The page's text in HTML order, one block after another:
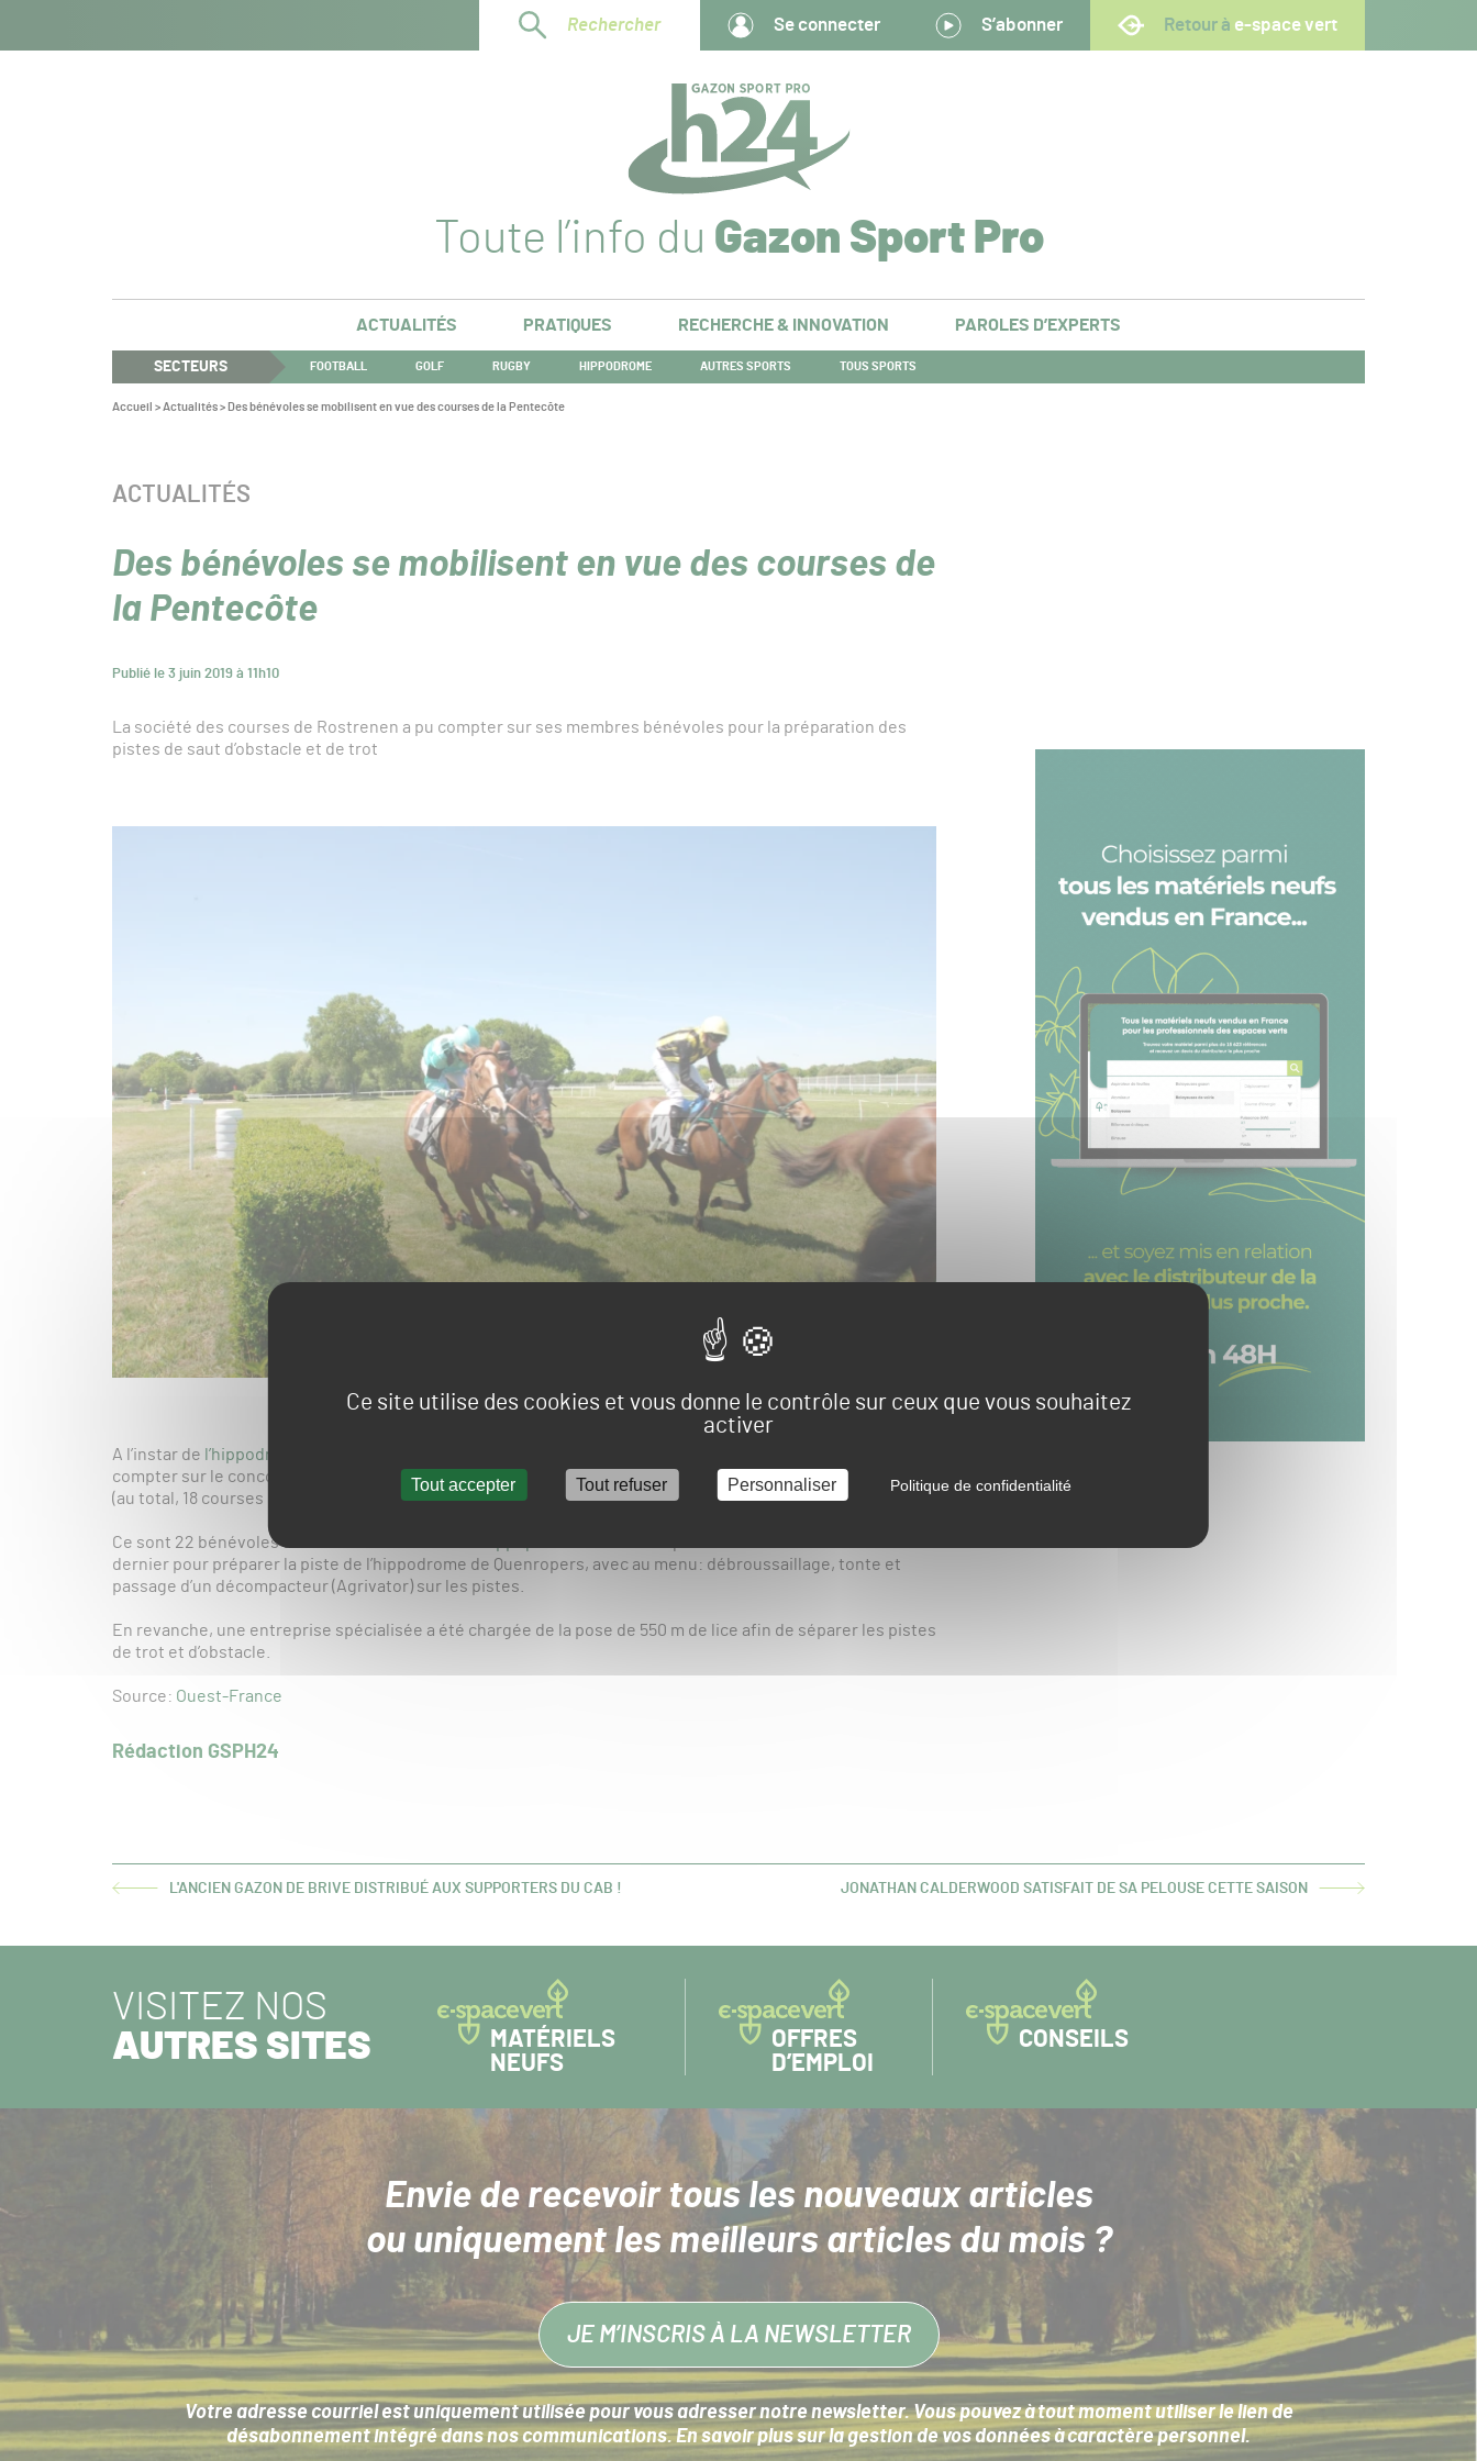
Ce site utilise des cookies et vous donne le contrôle sur ceux que vous souhaitez
activer
Tout accepter Tout refuser Personnaliser Politique de confidentialité
Rechercher Se connecter S’abonner Retour à e-space vert
Toute l’info du Gazon Sport Pro
ACTUALITÉS PRATIQUES RECHERCHE & INNOVATION PAROLES D’EXPERTS
SECTEURS FOOTBALL GOLF RUGBY HIPPODROME AUTRES SPORTS TOUS SPORTS
Vous
Accueil >Actualités> Des bénévoles se mobilisent en vue des courses de la Pentecôte
Des bénévoles se mobilisent en vue des courses de
la Pentecôte
Publié le 3 juin 2019 à 11h10
CATÉGORIE :
ACTUALITÉS
La société des courses de Rostrenen a pu compter sur ses membres bénévoles pour la préparation des
pistes de saut d’obstacle et de trot
A l’instar de l’hippodrome de Kernivinen
compter sur le concours de bénévoles pour son entretien, en vue des courses du week end de Pentecôte
(au total, 18 courses de trot et de saut d’obstacle se tiendront dimanche 9 et lundi 10 juin).
Ce sont 22 bénévoles de la
dernier pour préparer la piste de l’hippodrome de Quenropers, avec au menu: débroussaillage, tonte et
passage d’un décompacteur (Agrivator) sur les pistes.
En revanche, une entreprise spécialisée a été chargée de la pose de 550 m de lice afin de séparer les pistes
de trot et d’obstacle.
Source: Ouest-France
Rédaction GSPH24
ARTICLEL'ANCIEN GAZON DE BRIVE DISTRIBUÉ AUX SUPPORTERS DU CAB !
ARTICLE
JONATHAN CALDERWOOD SATISFAIT DE SA PELOUSE CETTE SAISON
VISITEZ NOS
AUTRES SITES
MATÉRIELS
NEUFS
OFFRES
D’EMPLOI
CONSEILS
Envie de recevoir tous les nouveaux articles
ou uniquement les meilleurs articles du mois ?
JE M’INSCRIS À LA NEWSLETTER
Votre adresse courriel est uniquement utilisée pour vous adresser notre newsletter. Vous pouvez à tout moment utiliser le lien de
désabonnement intégré dans nos communications. En savoir plus sur lagestion de vos données à caractère personnel.